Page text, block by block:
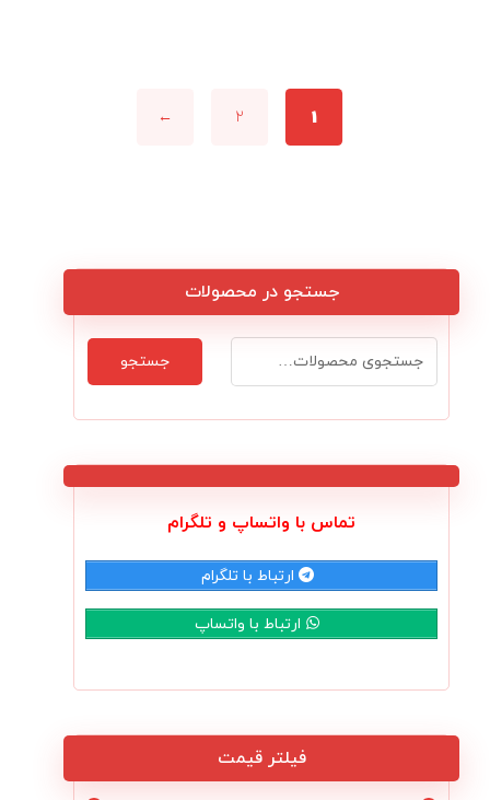
۱ ۲ ←
جستجو در محصولات
جستجو
تماس با واتساپ و تلگرام
ارتباط با تلگرام
ارتباط با واتساپ
فیلتر قیمت